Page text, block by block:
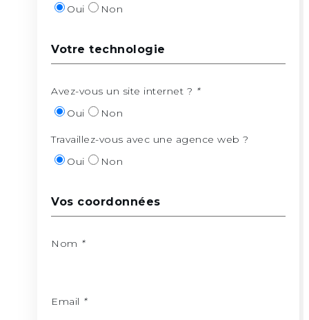
Oui
Non
Votre technologie
Avez-vous un site internet ? *
Oui
Non
Travaillez-vous avec une agence web ?
Oui
Non
Vos coordonnées
Nom *
Email *